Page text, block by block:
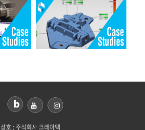
상호 : 주식회사 크레아텍